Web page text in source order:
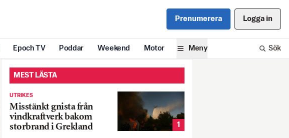
Prenumerera Logga in
Epoch TV Poddar Weekend Motor Meny Sök
MEST LÄSTA
UTRIKES
Misstänkt gnista från
vindkraftverk bakom
storbrand i Grekland
1